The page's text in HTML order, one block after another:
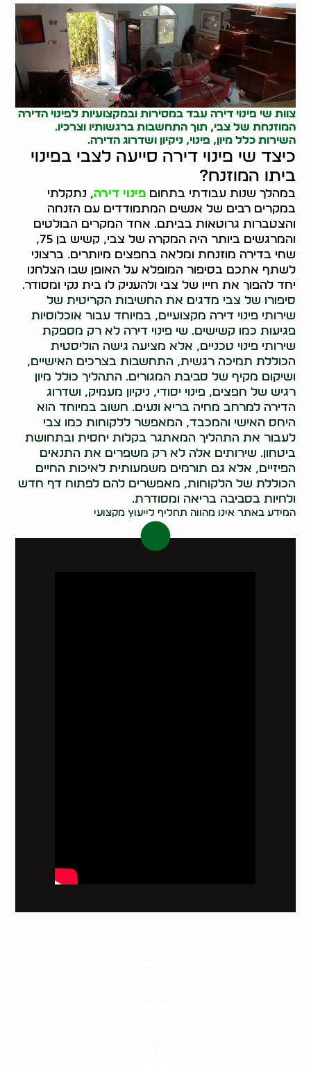
צוות שי פינוי דירה עבד במסירות ובמקצועיות לפינוי הדירה
המוזנחת של צבי, תוך התחשבות ברגשותיו וצרכיו.
השירות כלל מיון, פינוי, ניקיון ושדרוג הדירה.
כיצד שי פינוי דירה סייעה לצבי בפינוי
ביתו המוזנח?
במהלך שנות עבודתי בתחוםפינוי דירה, נתקלתי
במקרים רבים של אנשים המתמודדים עם הזנחה
והצטברות גרוטאות בביתם. אחד המקרים הבולטים
והמרגשים ביותר היה המקרה של צבי, קשיש בן 75,
שחי בדירה מוזנחת ומלאה בחפצים מיותרים. ברצוני
לשתף אתכם בסיפור המופלא על האופן שבו הצלחנו
יחד להפוך את חייו של צבי ולהעניק לו בית נקי ומסודר.
סיפורו של צבי מדגים את החשיבות הקריטית של
שירותי פינוי דירה מקצועיים, במיוחד עבור אוכלוסיות
פגיעות כמו קשישים. שי פינוי דירה לא רק מספקת
שירותי פינוי טכניים, אלא מציעה גישה הוליסטית
הכוללת תמיכה רגשית, התחשבות בצרכים האישיים,
ושיקום מקיף של סביבת המגורים. התהליך כולל מיון
רגיש של חפצים, פינוי יסודי, ניקיון מעמיק, ושדרוג
הדירה למרחב מחיה בריא ונעים. חשוב במיוחד הוא
היחס האישי והמכבד, המאפשר ללקוחות כמו צבי
לעבור את התהליך המאתגר בקלות יחסית ובתחושת
ביטחון. שירותים אלה לא רק משפרים את התנאים
הפיזיים, אלא גם תורמים משמעותית לאיכות החיים
הכוללת של הלקוחות, מאפשרים להם לפתוח דף חדש
ולחיות בסביבה בריאה ומסודרת.
המידע באתר אינו מהווה תחליף לייעוץ מקצועי